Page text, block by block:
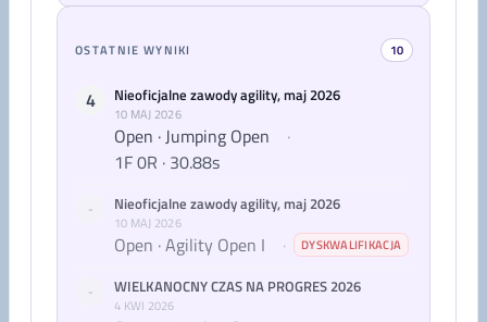
OSTATNIE WYNIKI 10
4 Nieoficjalne zawody agility, maj 2026
10 MAJ 2026
Open · Jumping Open
·
1F 0R · 30.88s
- Nieoficjalne zawody agility, maj 2026
10 MAJ 2026
Open · Agility Open I · DYSKWALIFIKACJA
- WIELKANOCNY CZAS NA PROGRES 2026
4 KWI 2026